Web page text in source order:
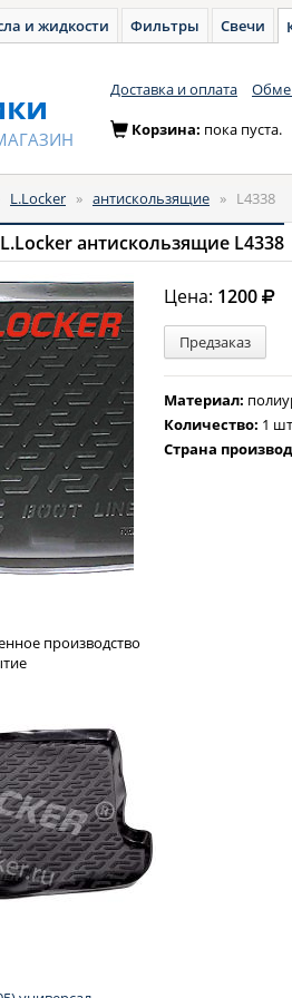
и жидкости Фильтры Свечи
Доставка и оплата
Корзина: пока пуста.
L.Locker » антискользящие » L4338
антискользящие L4338
Цена: 1200
Предзаказ
Материал:
Количество: 1
Страна
производство